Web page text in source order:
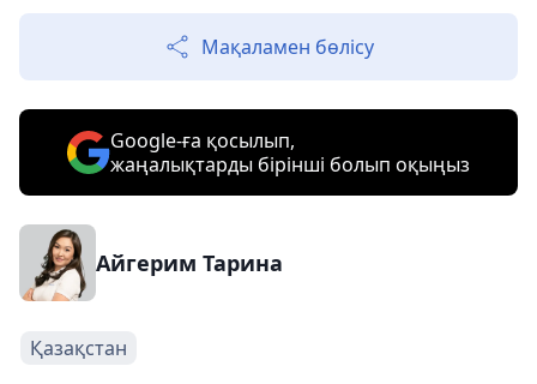
Мақаламен бөлісу
Google-ға қосылып,
жаңалықтарды бірінші болып оқыңыз
Айгерим Тарина
Қазақстан